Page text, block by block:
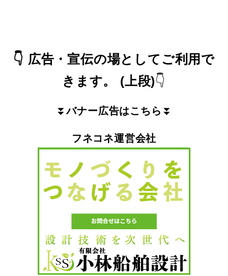
👇 広告・宣伝の場としてご利用で
きます。
(上段)👇
⏬バナー広告はこちら ⏬
フネコネ運営会社